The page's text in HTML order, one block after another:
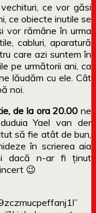
ce vor găsi
ce obiecte inutile se
vor rămâne în urma
cabluri, aparatură
care azi suntem în
pe următorii ani, ca
lăudăm cu ele. Cât
noi.
de la ora 20.00 ne
Yael van der
să fie atât de bun,
în scrierea aia
dacă n-ar fi ținut
😉